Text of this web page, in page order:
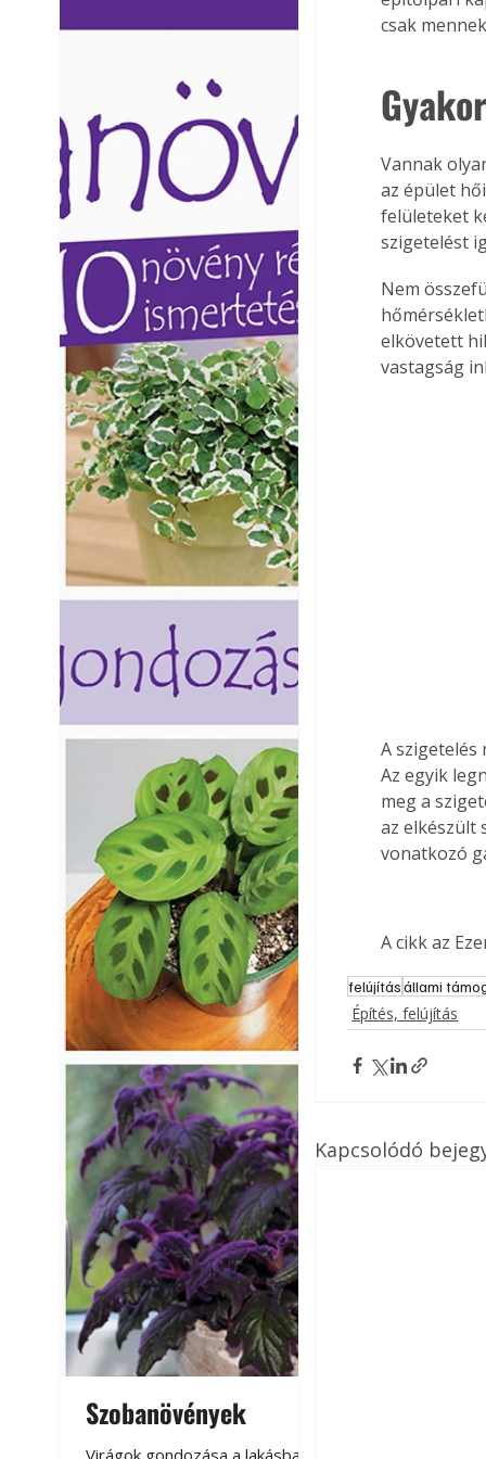
Ezermester
Szobanövények
csak
Vannak
az épület
felületeket
szigetelést
Nem
elkövetett
vastagság
A szigetelés
Az egyik
meg a
az elkészült
vonatkozó
A cikk az
felújításállami
Építés, felújítás
Kapcsolódó